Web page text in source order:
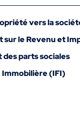
vers la
le Revenu et
parts sociales
Immobilière (IFI)